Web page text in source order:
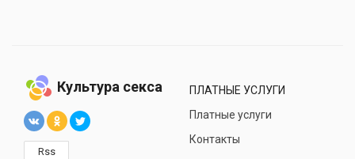
Культура секса
Rss
ПЛАТНЫЕ УСЛУГИ
Платные услуги
Контакты